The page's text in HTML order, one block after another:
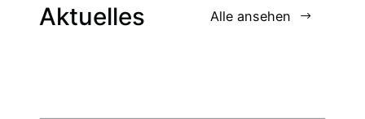
Aktuelles Alle ansehen